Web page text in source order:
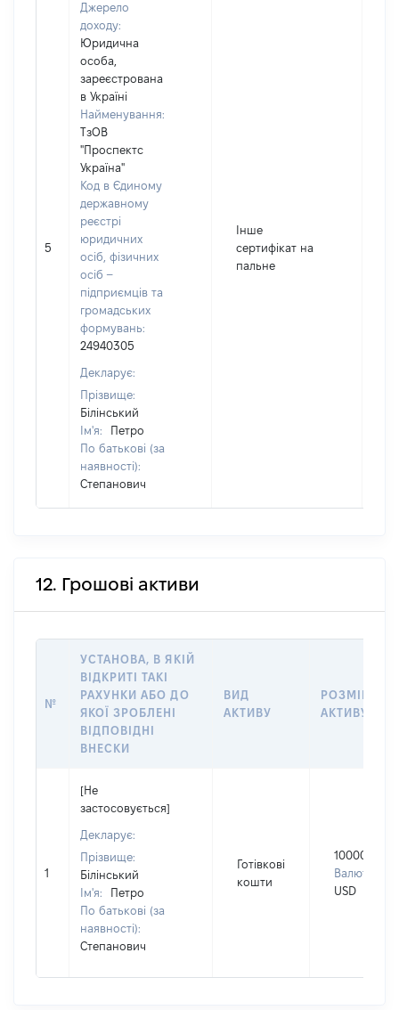
5
Джерело
доходу:
Юридична
особа,
зареєстрована
в Україні
Найменування:
ТзОВ
"Проспектс
Україна"
Код в Єдиному
державному
реєстрі
юридичних
осіб, фізичних
осіб –
підприємців та
громадських
формувань:
24940305
Декларує:
Прізвище:
Білінський
Ім'я:
Петро
По батькові (за
наявності):
Степанович
Інше
сертифікат на
пальне
12. Грошові активи
№
УСТАНОВА, В ЯКІЙ
ВІДКРИТІ ТАКІ
РАХУНКИ АБО ДО
ЯКОЇ ЗРОБЛЕНІ
ВІДПОВІДНІ
ВНЕСКИ
ВИД
АКТИВУ
РОЗМІР
АКТИВУ
1
[Не
застосовується]
Декларує:
Прізвище:
Білінський
Ім'я:
Петро
По батькові (за
наявності):
Степанович
Готівкові
кошти
10000
Валюта:
USD